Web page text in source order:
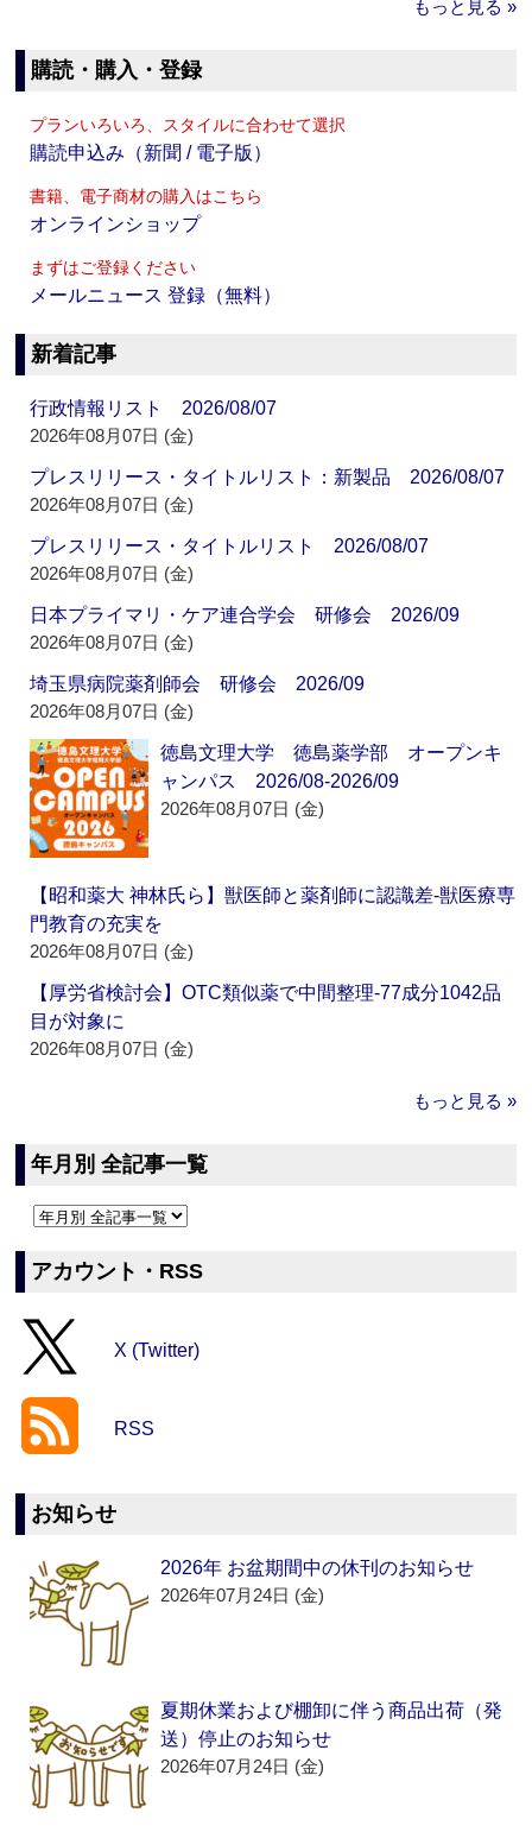
もっと見る »
購読・購入・登録
プランいろいろ、スタイルに合わせて選択
購読申込み（新聞 / 電子版）
書籍、電子商材の購入はこちら
オンラインショップ
まずはご登録ください
メールニュース 登録（無料）
新着記事
行政情報リスト 2026/08/07
2026年08月07日 (金)
プレスリリース・タイトルリスト：新製品 2026/08/07
2026年08月07日 (金)
プレスリリース・タイトルリスト 2026/08/07
2026年08月07日 (金)
日本プライマリ・ケア連合学会 研修会 2026/09
2026年08月07日 (金)
埼玉県病院薬剤師会 研修会 2026/09
2026年08月07日 (金)
徳島文理大学 徳島薬学部 オープンキ
ャンパス 2026/08-2026/09
2026年08月07日 (金)
【昭和薬大 神林氏ら】獣医師と薬剤師に認識差‐獣医療専
門教育の充実を
2026年08月07日 (金)
【厚労省検討会】OTC類似薬で中間整理‐77成分1042品
目が対象に
2026年08月07日 (金)
もっと見る »
年月別 全記事一覧
アカウント・RSS
X (Twitter)
RSS
お知らせ
2026年 お盆期間中の休刊のお知らせ
2026年07月24日 (金)
夏期休業および棚卸に伴う商品出荷（発
送）停止のお知らせ
2026年07月24日 (金)